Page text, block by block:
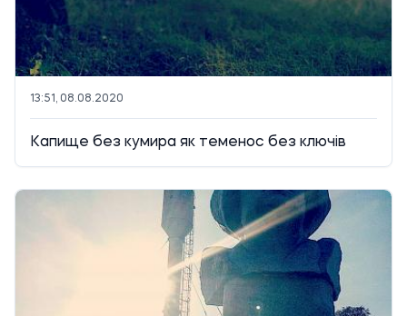
13:51, 08.08.2020
Капище без кумира як теменос без ключів